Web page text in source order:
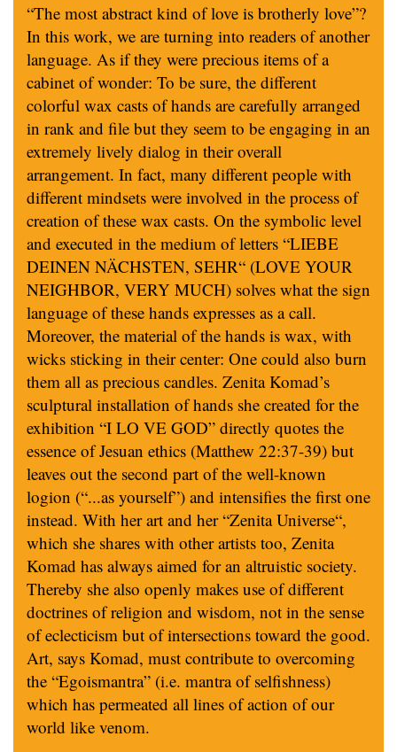
“The most abstract kind of love is brotherly love”?
In this work, we are turning into readers of another
language. As if they were precious items of a
cabinet of wonder: To be sure, the different
colorful wax casts of hands are carefully arranged
in rank and file but they seem to be engaging in an
extremely lively dialog in their overall
arrangement. In fact, many different people with
different mindsets were involved in the process of
creation of these wax casts. On the symbolic level
and executed in the medium of letters “LIEBE
DEINEN NÄCHSTEN, SEHR“ (LOVE YOUR
NEIGHBOR, VERY MUCH) solves what the sign
language of these hands expresses as a call.
Moreover, the material of the hands is wax, with
wicks sticking in their center: One could also burn
them all as precious candles. Zenita Komad’s
sculptural installation of hands she created for the
exhibition “I LO VE GOD” directly quotes the
essence of Jesuan ethics (Matthew 22:37-39) but
leaves out the second part of the well-known
logion (“...as yourself”) and intensifies the first one
instead. With her art and her “Zenita Universe“,
which she shares with other artists too, Zenita
Komad has always aimed for an altruistic society.
Thereby she also openly makes use of different
doctrines of religion and wisdom, not in the sense
of eclecticism but of intersections toward the good.
Art, says Komad, must contribute to overcoming
the “Egoismantra” (i.e. mantra of selfishness)
which has permeated all lines of action of our
world like venom.